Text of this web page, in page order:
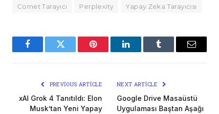
Comet Tarayıcı Perplexity Yapay Zeka Tarayıcısı
FacebookTwitter Pinterest LinkedInTumblr Email
PREVIOUS ARTICLE
xAI Grok 4 Tanıtıldı: Elon
Musk’tan Yeni Yapay
NEXT ARTICLE
Google Drive Masaüstü
Uygulaması Baştan Aşağı